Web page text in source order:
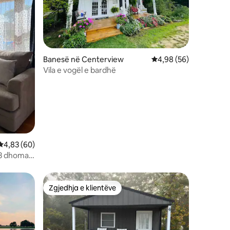
mesatar 4,83 nga 5, 60 vlerësime
4,83 (60)
dhoma
Banesë në Centerview Vlerësimi mesatar
4,98 (56)
Vila e vogël e bardhë
Zgjedhja e klientëve
Zgjedhja e klientëve